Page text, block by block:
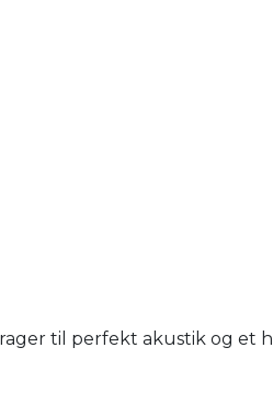
til perfekt akustik og et